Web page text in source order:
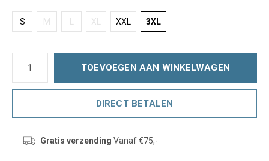
S M XL XXL 3XL
TOEVOEGEN AAN WINKELWAGEN
DIRECT BETALEN
Gratis verzending Vanaf €75,-